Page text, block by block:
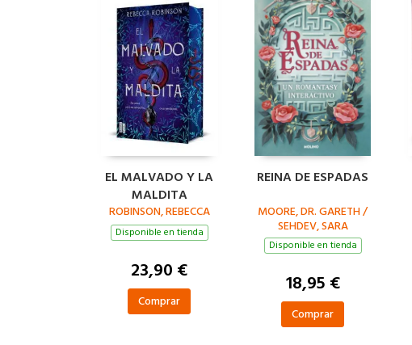
EL MALVADO Y LA
MALDITA
ROBINSON, REBECCA
Disponible en tienda
23,90 €
Comprar
REINA DE ESPADAS
MOORE, DR. GARETH /
SEHDEV, SARA
Disponible en tienda
18,95 €
Comprar